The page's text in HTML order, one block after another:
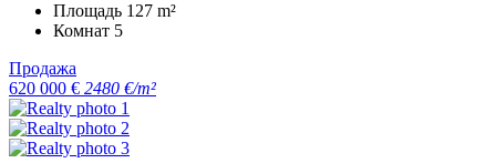
Площадь 127 m²
Комнат 5
Продажа
620 000 € 2480 €/m²